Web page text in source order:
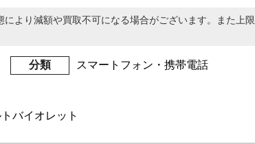
より減額や買取不可になる場合がございます。また上
分類 スマートフォン・携帯電話
バイオレット